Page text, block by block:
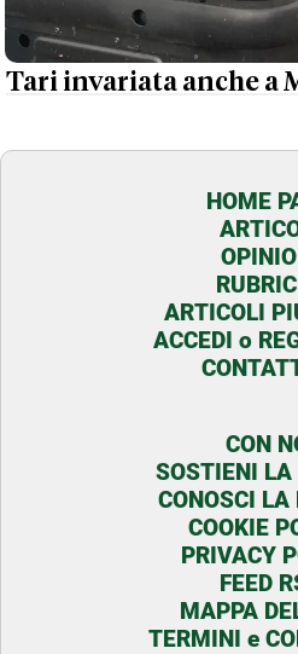
Tari invariata anche a
HOME
ARTICOLI
ACCEDI o
CON
SOSTIENI LA
CONOSCI LA
COOKIE
PRIVACY
FEED
MAPPA
TERMINI e